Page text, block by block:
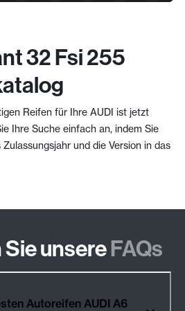
32 Fsi 255
Reifen für Ihre AUDI ist jetzt
Ihre Suche einfach an, indem Sie
und die Version in das
unsereFAQs
Autoreifen AUDI A6